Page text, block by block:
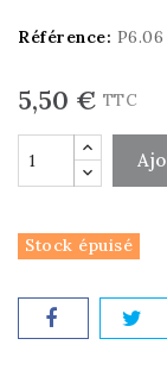
Référence: P6.06
5,50 € TTC
Stock épuisé